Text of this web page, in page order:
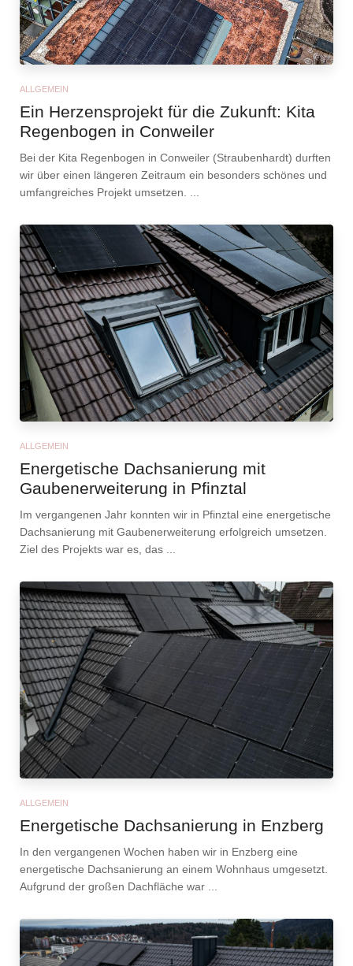
ALLGEMEIN
Ein Herzensprojekt für die Zukunft: Kita
Regenbogen in Conweiler
Bei der Kita Regenbogen in Conweiler (Straubenhardt) durften
wir über einen längeren Zeitraum ein besonders schönes und
umfangreiches Projekt umsetzen. ...
ALLGEMEIN
Energetische Dachsanierung mit
Gaubenerweiterung in Pfinztal
Im vergangenen Jahr konnten wir in Pfinztal eine energetische
Dachsanierung mit Gaubenerweiterung erfolgreich umsetzen.
Ziel des Projekts war es, das ...
ALLGEMEIN
Energetische Dachsanierung in Enzberg
In den vergangenen Wochen haben wir in Enzberg eine
energetische Dachsanierung an einem Wohnhaus umgesetzt.
Aufgrund der großen Dachfläche war ...